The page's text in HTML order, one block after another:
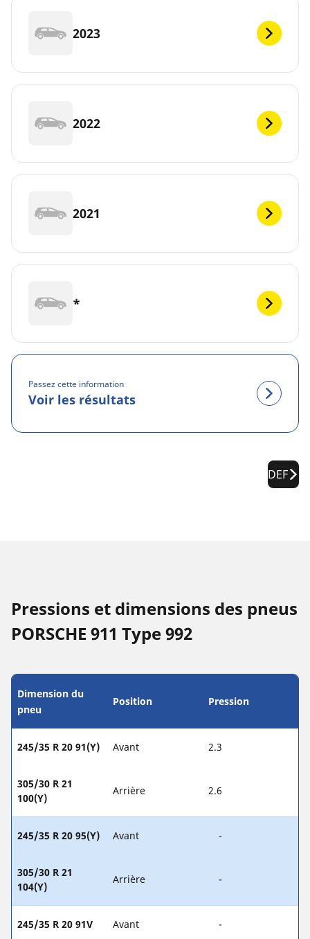
2023
2022
2021
*
Passez cette information
Voir les résultats
DEF
Pressions et dimensions des pneus
PORSCHE 911 Type 992
Dimension du
pneu
Position Pression
245/35 R 20 91(Y) Avant 2.3
305/30 R 21
100(Y)
Arrière 2.6
245/35 R 20 95(Y) Avant -
305/30 R 21
104(Y)
Arrière -
245/35 R 20 91V Avant -